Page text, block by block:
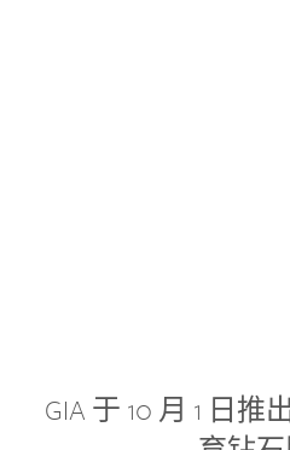
GIA 于 10 月 1 日